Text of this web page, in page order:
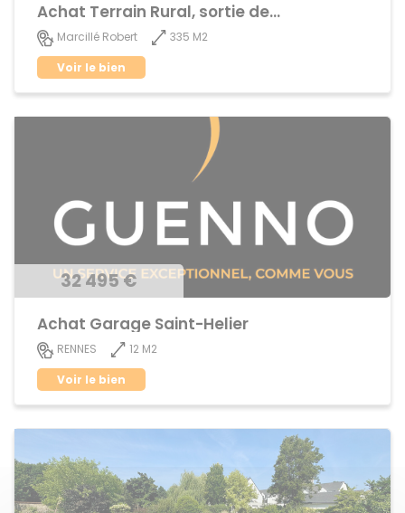
Achat Terrain Rural, sortie de Bourg
Marcillé Robert
335 M2
Voir le bien
32 495 €
Achat Garage Saint-Helier
RENNES
12 M2
Voir le bien